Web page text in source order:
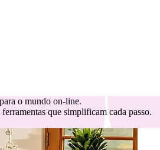
o mundo on-line.
que simplificam cada passo.